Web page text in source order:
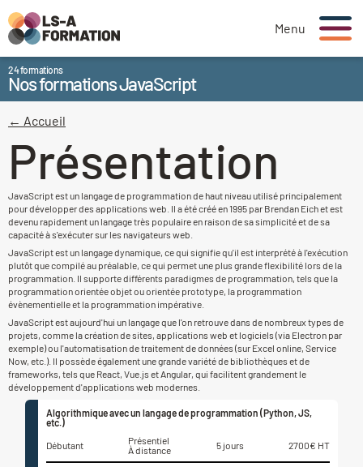
Menu
24 formations
Nos formations JavaScript
← Accueil
Présentation
JavaScript est un langage de programmation de haut niveau utilisé principalement
pour développer des applications web. Il a été créé en 1995 par Brendan Eich et est
devenu rapidement un langage très populaire en raison de sa simplicité et de sa
capacité à s'exécuter sur les navigateurs web.
JavaScript est un langage dynamique, ce qui signifie qu'il est interprété à l'exécution
plutôt que compilé au préalable, ce qui permet une plus grande flexibilité lors de la
programmation. Il supporte différents paradigmes de programmation, tels que la
programmation orientée objet ou orientée prototype, la programmation
évènementielle et la programmation impérative.
JavaScript est aujourd'hui un langage que l'on retrouve dans de nombreux types de
projets, comme la création de sites, applications web et logiciels (via Electron par
exemple) ou l'automatisation de traitement de données (sur Excel online, Service
Now, etc.). Il possède également une grande variété de bibliothèques et de
frameworks, tels que React, Vue.js et Angular, qui facilitent grandement le
développement d'applications web modernes.
Algorithmique avec un langage de programmation (Python, JS,
etc.)
Débutant
Présentiel
À distance
5 jours 2700€ HT